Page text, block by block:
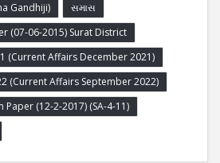
Gandhiji)
સમાસ
(07-06-2015) Surat District
(Current Affairs December 2021)
(Current Affairs September 2022)
Paper (12-2-2017) (SA-4-11)